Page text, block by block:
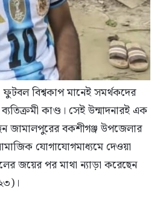
ফুটবল বিশ্বকাপ মানেই সমর্থকদের
কাণ্ড। সেই উন্মাদনারই এক
জামালপুরের বকশীগঞ্জ উপজেলার
যোগাযোগমাধ্যমে দেওয়া
জয়ের পর মাথা ন্যাড়া করেছেন